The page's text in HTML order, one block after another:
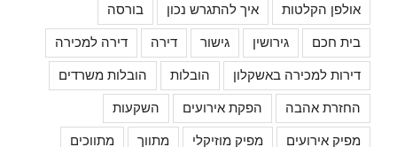
אולפן הקלטות איך להתגרש נכון בורסה
בית חכם גירושין גישור דירה דירה למכירה
דירות למכירה באשקלון הובלות הובלות משרדים
החזרת אהבה הפקת אירועים השקעות
מפיק אירועים מפיק מוזיקלי מתווך מתווכים